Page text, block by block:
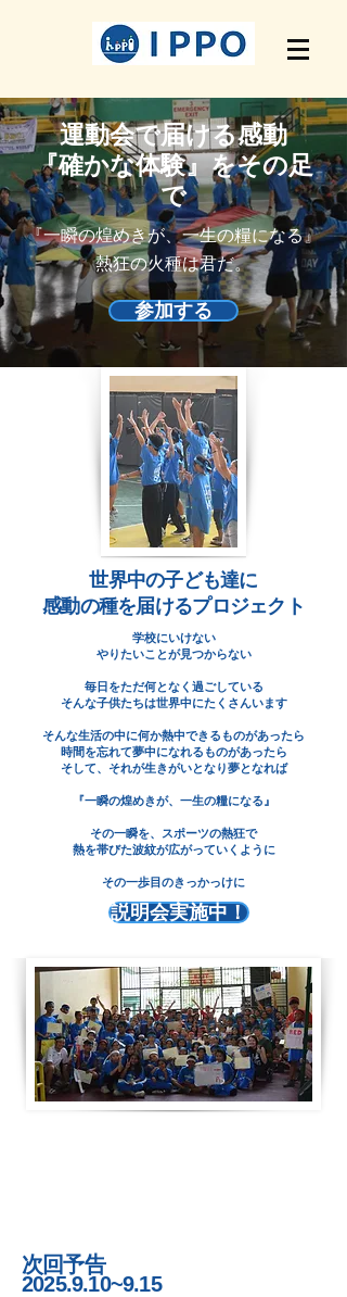
運動会で届ける感動​
『確かな体験』をその足
で
『一瞬の煌めきが、一生の糧になる』
​熱狂の火種は君だ。
参加する
​世界中の子ども達に
感動の種を届けるプロジェクト
学校にいけない
やりたいことが見つからない
毎日をただ何となく過ごしている
そんな子供たちは世界中にたくさんいます
そんな生活の中に何か熱中できるものがあったら
時間を忘れて夢中になれるものがあったら
そして、それが生きがいとなり夢となれば
『一瞬の煌めきが、一生の糧になる』
その一瞬を、スポーツの熱狂で
熱を帯びた波紋が広がっていくように
その一歩目のきっかっけに
説明会実施中！
次回予告
2025.9.10~9.15